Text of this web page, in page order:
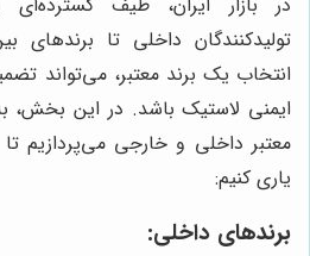
تولیدکنندگان داخلی تا برندهای
انتخاب یک برند معتبر، می‌تواند
ایمنی لاستیک باشد. در این بخش،
معتبر داخلی و خارجی می‌پردازیم
یاری کنیم:
برندهای داخلی: